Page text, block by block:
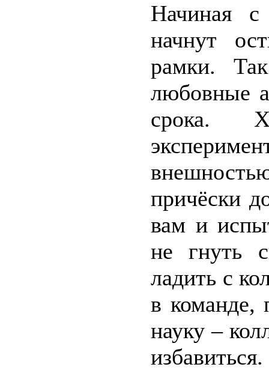
Начиная
начнут
рамки.
любовные
срока.
причёски
вам и
не гнуть
ладить с
в команде,
науку –
избавиться.